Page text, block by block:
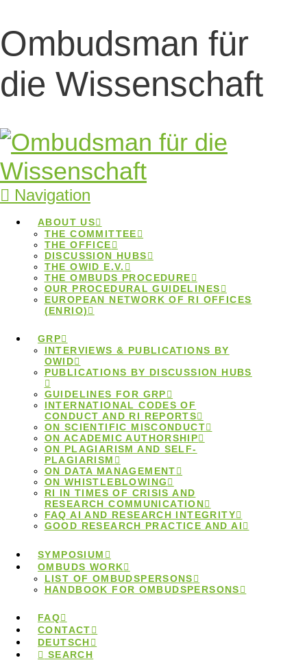
Ombudsman für
die Wissenschaft
Navigation
ABOUT US
THE COMMITTEE
THE OFFICE
DISCUSSION HUBS
THE OWID E.V.
THE OMBUDS PROCEDURE
OUR PROCEDURAL GUIDELINES
EUROPEAN NETWORK OF RI OFFICES
(ENRIO)
GRP
INTERVIEWS & PUBLICATIONS BY
OWID
PUBLICATIONS BY DISCUSSION HUBS
GUIDELINES FOR GRP
INTERNATIONAL CODES OF
CONDUCT AND RI REPORTS
ON SCIENTIFIC MISCONDUCT
ON ACADEMIC AUTHORSHIP
ON PLAGIARISM AND SELF-
PLAGIARISM
ON DATA MANAGEMENT
ON WHISTLEBLOWING
RI IN TIMES OF CRISIS AND
RESEARCH COMMUNICATION
FAQ AI AND RESEARCH INTEGRITY
GOOD RESEARCH PRACTICE AND AI
SYMPOSIUM
OMBUDS WORK
LIST OF OMBUDSPERSONS
HANDBOOK FOR OMBUDSPERSONS
FAQ
CONTACT
DEUTSCH
SEARCH
Workshops für
Ombudspersonen:
Anmeldung bei der
DFG eröffnet
Workshops für
Ombudspersonen: Anmeldung
bei der DFG eröffnet
Home Beiträge
Workshops für
Ombudspersonen: Anmeldung bei der DFG eröffnet
Workshops für
Ombudspersonen:
Anmeldung bei
der DFG eröffnet
Ab 2023 bietet die Deutsche
Forschungsgemeinschaft (DFG) in regelmäßigen